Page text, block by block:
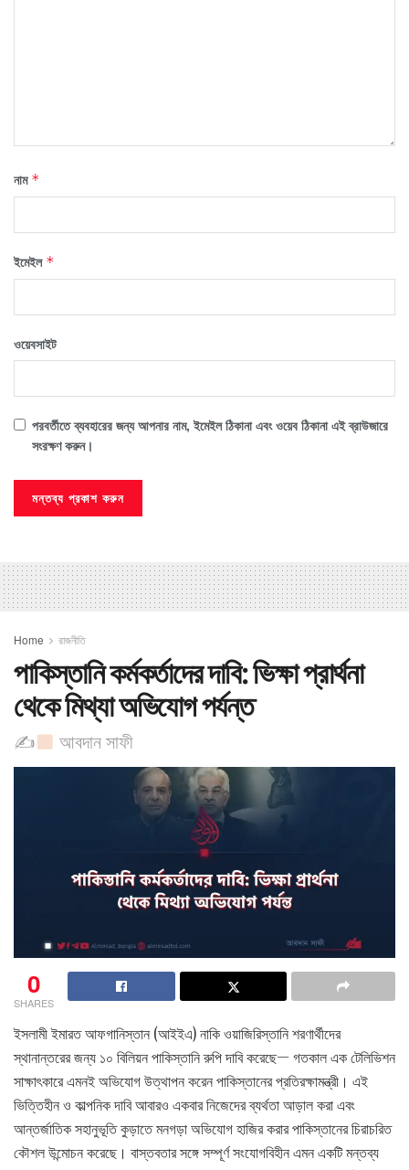
নাম *
ইমেইল *
ওয়েবসাইট
পরবর্তীতে ব্যবহারের জন্য আপনার নাম, ইমেইল ঠিকানা এবং ওয়েব ঠিকানা এই ব্রাউজারে
সংরক্ষণ করুন।
Home রাজনীতি
পাকিস্তানি কর্মকর্তাদের দাবি: ভিক্ষা প্রার্থনা
থেকে মিথ্যা অভিযোগ পর্যন্ত
✍ আবদান সাফী
0
SHARES
ইসলামী ইমারত আফগানিস্তান (আইইএ) নাকি ওয়াজিরিস্তানি শরণার্থীদের
স্থানান্তরের জন্য ১০ বিলিয়ন পাকিস্তানি রুপি দাবি করেছে— গতকাল এক টেলিভিশন
সাক্ষাৎকারে এমনই অভিযোগ উত্থাপন করেন পাকিস্তানের প্রতিরক্ষামন্ত্রী। এই
ভিত্তিহীন ও কাল্পনিক দাবি আবারও একবার নিজেদের ব্যর্থতা আড়াল করা এবং
আন্তর্জাতিক সহানুভূতি কুড়াতে মনগড়া অভিযোগ হাজির করার পাকিস্তানের চিরাচরিত
কৌশল উন্মোচন করেছে। বাস্তবতার সঙ্গে সম্পূর্ণ সংযোগবিহীন এমন একটি মন্তব্য